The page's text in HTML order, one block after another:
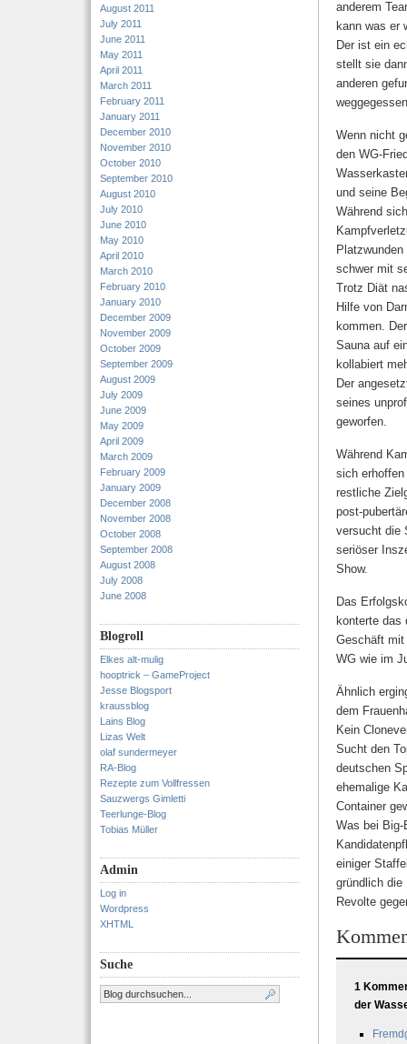
August 2011
July 2011
June 2011
May 2011
April 2011
March 2011
February 2011
January 2011
December 2010
November 2010
October 2010
September 2010
August 2010
July 2010
June 2010
May 2010
April 2010
March 2010
February 2010
January 2010
December 2009
November 2009
October 2009
September 2009
August 2009
July 2009
June 2009
May 2009
April 2009
March 2009
February 2009
January 2009
December 2008
November 2008
October 2008
September 2008
August 2008
July 2008
June 2008
Blogroll
Elkes alt-mulig
hooptrick – GameProject
Jesse Blogsport
kraussblog
Lains Blog
Lizas Welt
olaf sundermeyer
RA-Blog
Rezepte zum Vollfressen
Sauzwergs Gimletti
Teerlunge-Blog
Tobias Müller
Admin
Log in
Wordpress
XHTML
Suche
anderem
kann was er
Der ist ein
stellt sie
anderen
Wenn nicht
den WG-
und seine
Während
schwer mit
Trotz Diät
Hilfe von
kommen.
Sauna auf
kollabiert
Der
seines
geworfen.
Während
sich
restliche
post-
versucht die
seriöser
Show.
Das
konterte das
Geschäft mit
WG wie im
Ähnlich
dem
Kein
Sucht den
deutschen
ehemalige
Container
Was bei Big-
einiger
gründlich die
Revolte
1
der